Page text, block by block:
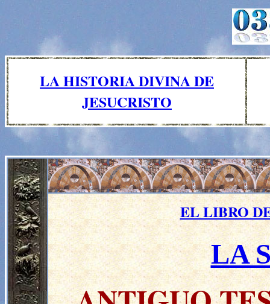
LA HISTORIA DIVINA DE
JESUCRISTO
EL LIBRO
LA